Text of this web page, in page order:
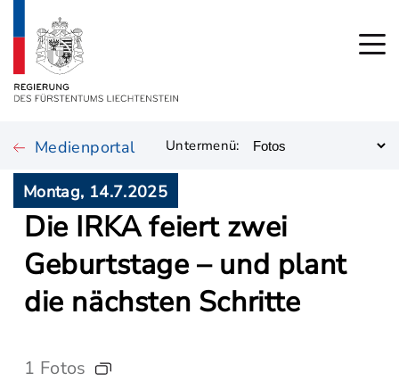
Medienportal Untermenü:
Montag, 14.7.2025
Die IRKA feiert zwei
Geburtstage – und plant
die nächsten Schritte
1 Fotos